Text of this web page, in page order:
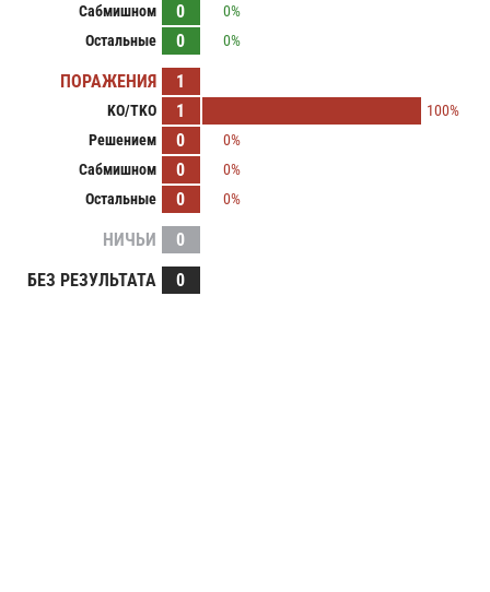
Сабмишном
0
0%
Остальные
0 0%
ПОРАЖЕНИЯ 1
KO/TKO 1
100%
Решением
0
0%
Сабмишном
0
0%
Остальные
0 0%
НИЧЬИ
0
БЕЗ РЕЗУЛЬТАТА
0